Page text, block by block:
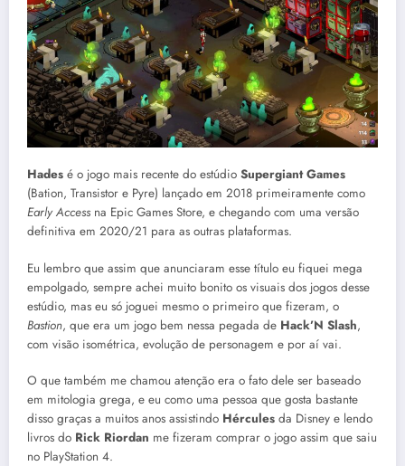
Hades é o jogo mais recente do estúdio Supergiant Games
(Bation, Transistor e Pyre) lançado em 2018 primeiramente como
Early Access na Epic Games Store, e chegando com uma versão
definitiva em 2020/21 para as outras plataformas.
Eu lembro que assim que anunciaram esse título eu fiquei mega
empolgado, sempre achei muito bonito os visuais dos jogos desse
estúdio, mas eu só joguei mesmo o primeiro que fizeram, o
Bastion, que era um jogo bem nessa pegada de Hack’N Slash,
com visão isométrica, evolução de personagem e por aí vai.
O que também me chamou atenção era o fato dele ser baseado
em mitologia grega, e eu como uma pessoa que gosta bastante
disso graças a muitos anos assistindo Hércules da Disney e lendo
livros do Rick Riordan me fizeram comprar o jogo assim que saiu
no PlayStation 4.